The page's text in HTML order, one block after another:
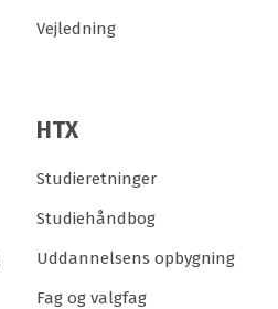
Vejledning
HTX
Studieretninger
Studiehåndbog
Uddannelsens opbygning
Fag og valgfag